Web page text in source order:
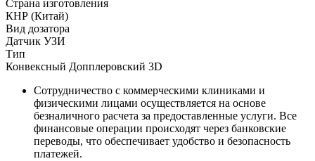
Страна изготовления
КНР (Китай)
Вид дозатора
Датчик УЗИ
Тип
Конвексный Допплеровский 3D
Сотрудничество с коммерческими клиниками и
физическими лицами осуществляется на основе
безналичного расчета за предоставленные услуги. Все
финансовые операции происходят через банковские
переводы, что обеспечивает удобство и безопасность
платежей.